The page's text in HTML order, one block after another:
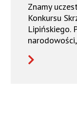
Znamy
Konkursu
Lipińskiego.